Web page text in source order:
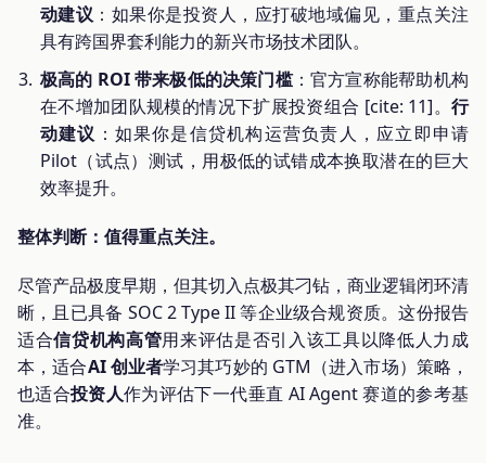
动建议 ：如果你是投资人，应打破地域偏见，重点关注
具有跨国界套利能力的新兴市场技术团队。
极高的 ROI 带来极低的决策门槛：官方宣称能帮助机构
在不增加团队规模的情况下扩展投资组合 [cite: 11]。 行
动建议 ：如果你是信贷机构运营负责人，应立即申请
Pilot（试点）测试，用极低的试错成本换取潜在的巨大
效率提升。
整体判断：值得重点关注。
尽管产品极度早期，但其切入点极其刁钻，商业逻辑闭环清
晰，且已具备 SOC 2 Type II 等企业级合规资质。这份报告
适合信贷机构高管用来评估是否引入该工具以降低人力成
本，适合AI 创业者学习其巧妙的 GTM（进入市场）策略，
也适合投资人作为评估下一代垂直 AI Agent 赛道的参考基
准。